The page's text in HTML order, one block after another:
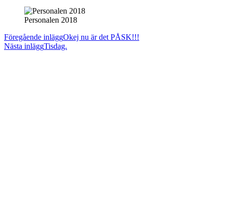
Personalen 2018
Läs
fler
Föregående inläggOkej nu är det PÅSK!!!
Nästa inläggTisdag.